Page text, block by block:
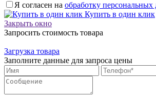
Я согласен на обработку
Купить в один клик
Закрыть окно
Запросить стоимость товара
Загрузка товара
Заполните данные для запроса цены